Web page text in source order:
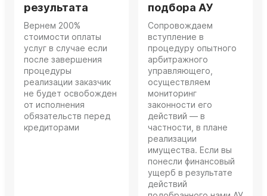
результата
Вернем 200%
стоимости оплаты
услуг в случае если
после завершения
процедуры
реализации заказчик
не будет освобожден
от исполнения
обязательств перед
кредиторами
подбора АУ
Сопровождаем
вступление в
процедуру опытного
арбитражного
управляющего,
осуществляем
мониторинг
законности его
действий — в
частности, в плане
реализации
имущества. Если вы
понесли финансовый
ущерб в результате
действий